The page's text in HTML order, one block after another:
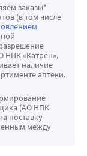
заказы*
(в том числе
НПК «Катрен»,
наличие
аптеки.
(АО НПК
поставку
между